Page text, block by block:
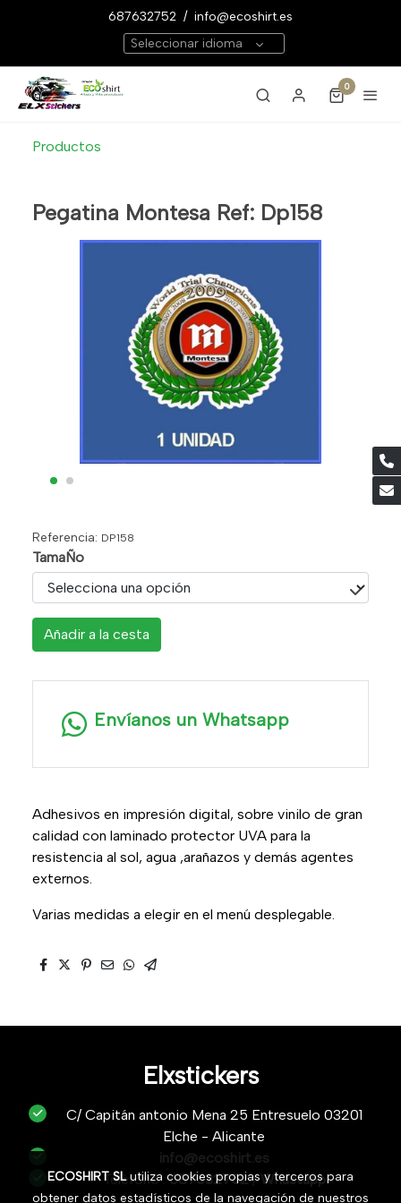
687632752 / info@ecoshirt.es
Seleccionar idioma
0
Productos
Pegatina Montesa Ref: Dp158
Referencia: DP158
TamaÑo
Añadir a la cesta
Envíanos un Whatsapp
Adhesivos en impresión digital, sobre vinilo de gran
calidad con laminado protector UVA para la
resistencia al sol, agua ,arañazos y demás agentes
externos.
Varias medidas a elegir en el menú desplegable.
Elxstickers
C/ Capitán antonio Mena 25 Entresuelo 03201
Elche - Alicante
info@ecoshirt.es
Teléfono :687632752/Whastapp
ECOSHIRT SLutiliza cookies propias y terceros para
obtener datos estadísticos de la navegación de nuestros